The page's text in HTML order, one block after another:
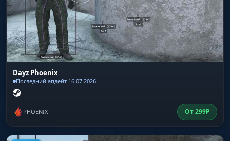
Dayz Phoenix
Последний апдейт 16.07.2026
PHOENIX От299₽